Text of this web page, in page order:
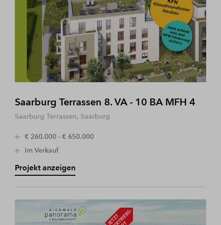
Saarburg Terrassen 8. VA - 10 BA MFH 4
Saarburg Terrassen, Saarburg
€ 260.000 - € 650.000
Im Verkauf
Projekt anzeigen